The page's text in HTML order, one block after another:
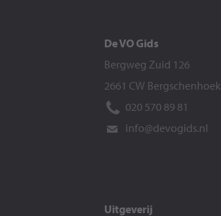
De VO Gids
Bergweg Zuid 126
2661 CW Bergschenhoek
020 570 89 81
info@devogids.nl
Uitgeverij